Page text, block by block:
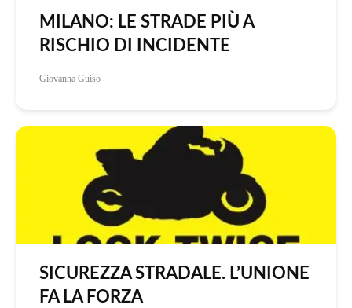
MILANO: LE STRADE PIÙ A
RISCHIO DI INCIDENTE
Giovanna Guiso
SICUREZZA STRADALE. L’UNIONE
FA LA FORZA